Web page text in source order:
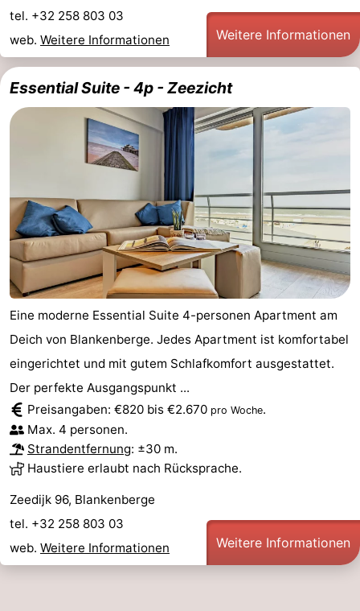
tel. +32 258 803 03
web. Weitere Informationen Weitere Informationen
Essential Suite - 4p - Zeezicht
Eine moderne Essential Suite 4-personen Apartment am
Deich von Blankenberge. Jedes Apartment ist komfortabel
eingerichtet und mit gutem Schlafkomfort ausgestattet.
Der perfekte Ausgangspunkt ...
Preisangaben: €820 bis €2.670 pro Woche.
Max. 4 personen.
Strandentfernung: ±30 m.
Haustiere erlaubt nach Rücksprache.
Zeedijk 96, Blankenberge
tel. +32 258 803 03
web. Weitere Informationen Weitere Informationen